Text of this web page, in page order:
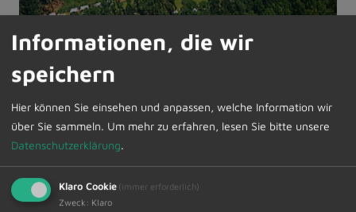
Informationen, die wir
speichern
Hier können Sie einsehen und anpassen, welche Information wir
über Sie sammeln. Um mehr zu erfahren, lesen Sie bitte unsere
Datenschutzerklärung.
Klaro Cookie (immer erforderlich)
Zweck : Klaro